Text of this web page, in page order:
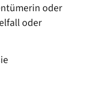
oder
oder